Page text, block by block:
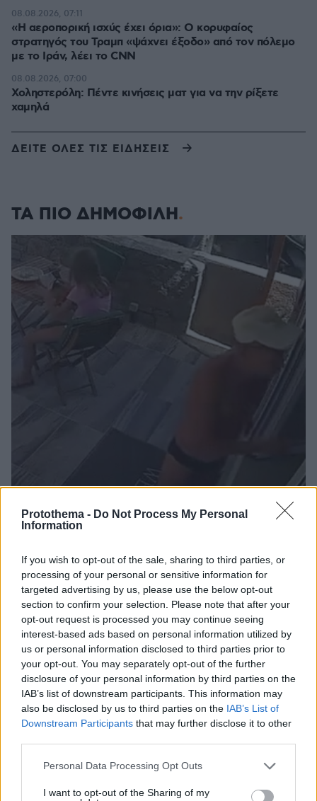
Protothema - Do Not Process My Personal
Information
If you wish to opt-out of the sale, sharing to third parties, or
processing of your personal or sensitive information for
targeted advertising by us, please use the below opt-out
section to confirm your selection. Please note that after your
opt-out request is processed you may continue seeing
interest-based ads based on personal information utilized by
us or personal information disclosed to third parties prior to
your opt-out. You may separately opt-out of the further
disclosure of your personal information by third parties on the
IAB’s list of downstream participants. This information may
also be disclosed by us to third parties on the IAB’s List of
Downstream Participants that may further disclose it to other
Please note that this website/app uses one or more Google
not limited to your visit or usage behaviour. You may click to
Personal Data Processing Opt Outs
I want to opt-out of the Sharing of my
«Η αεροπορική ισχύς έχει όρια»: Ο κορυφαίος
στρατηγός του Τραμπ «ψάχνει έξοδο» από τον πόλεμο
με το Ιράν, λέει το CNN
08.08.2026, 07:11
Χοληστερόλη: Πέντε κινήσεις ματ για να την ρίξετε
χαμηλά
08.08.2026, 07:00
ΔΕΙΤΕ ΟΛΕΣ ΤΙΣ ΕΙΔΗΣΕΙΣ
ΤΑ ΠΙΟ ΔΗΜΟΦΙΛΗ
«Πόσα θέλεις για το κορίτσι;»: Τουρίστας στην
Κρήτη ζητά... τιμή για να ασελγήσει σε ανήλικη, τι
καταγγέλλει ο ιδιοκτήτης επιχείρησης